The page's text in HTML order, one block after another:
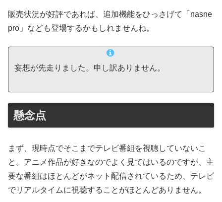
販売状況が好評であれば、追加機能をひっさげて「nasne
pro」なども登場するかもしれませんね。
妄想が先走りました。申し訳ありません。
懸念点
まず、現時点でそこまでテレビ番組を視聴していないこ
と。アニメ作品が好きなのでよく見てはいるのですが、主
要な番組はほとんどがネット配信されているため、テレビ
でリアルタイムに視聴することがほとんどありません。